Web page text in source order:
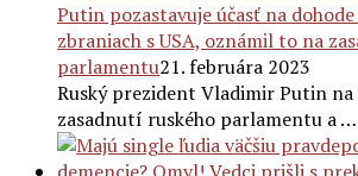
Putin pozastavuje účasť na
zbraniach s USA, oznámil to na
parlamentu21. februára 2023
Ruský prezident Vladimir Putin
zasadnutí ruského parlamentu a …